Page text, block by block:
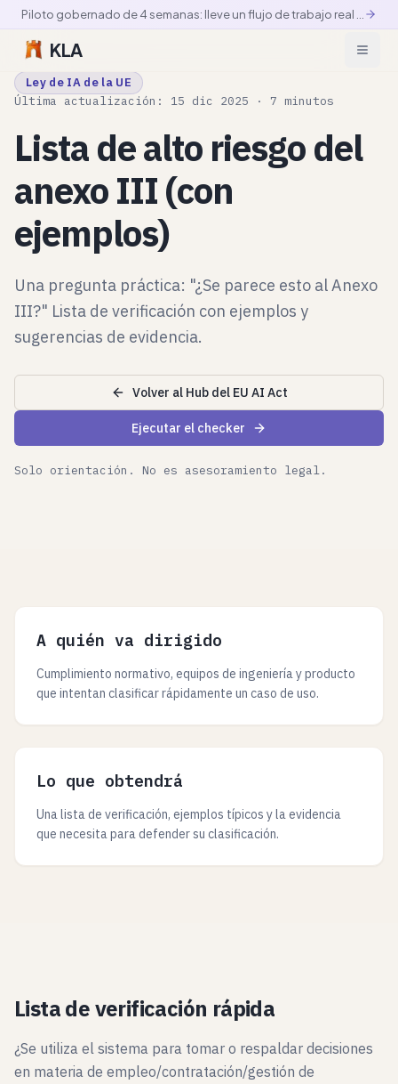
KLA
Ley de IA de la UE
Última actualización: 15 dic 2025 · 7 minutos
Lista de alto riesgo del
anexo III (con
ejemplos)
Una pregunta práctica: "¿Se parece esto al Anexo
III?" Lista de verificación con ejemplos y
sugerencias de evidencia.
Volver al Hub del EU AI Act
Ejecutar el checker
Solo orientación. No es asesoramiento legal.
A quién va dirigido
Cumplimiento normativo, equipos de ingeniería y producto
que intentan clasificar rápidamente un caso de uso.
Lo que obtendrá
Una lista de verificación, ejemplos típicos y la evidencia
que necesita para defender su clasificación.
Lista de verificación rápida
¿Se utiliza el sistema para tomar o respaldar decisiones
en materia de empleo/contratación/gestión de